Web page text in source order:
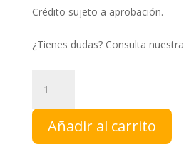
Crédito sujeto a aprobación.
¿Tienes dudas? Consulta nuestra
NCH
cantidad
Añadir al carrito